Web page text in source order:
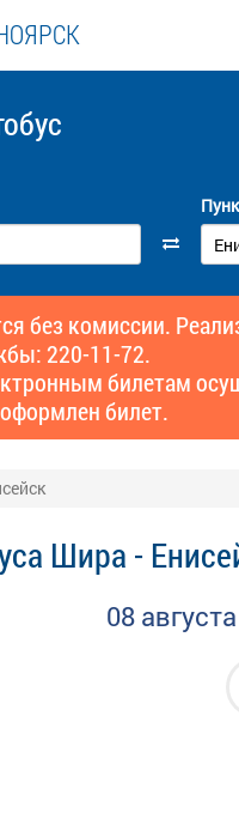
без комиссии.
220-11-72.
билетам
билет.
Шира -
08 августа